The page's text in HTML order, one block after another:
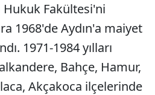
Fakültesi'ni
1968'de Aydın'a maiyet
1971-1984 yılları
Bahçe, Hamur,
Akçakoca ilçelerinde